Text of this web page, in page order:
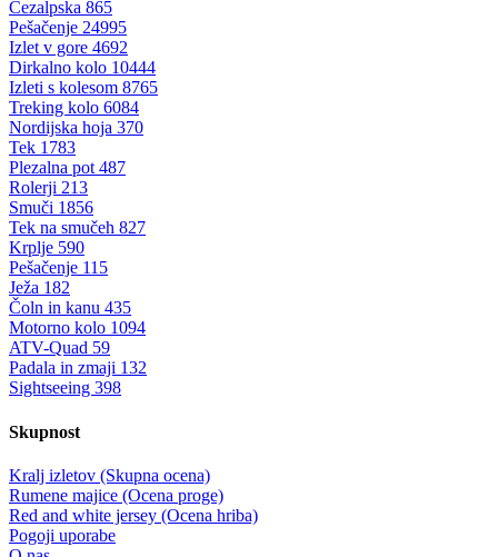
Čezalpska 865
Pešačenje 24995
Izlet v gore 4692
Dirkalno kolo 10444
Izleti s kolesom 8765
Treking kolo 6084
Nordijska hoja 370
Tek 1783
Plezalna pot 487
Rolerji 213
Smuči 1856
Tek na smučeh 827
Krplje 590
Pešačenje 115
Ježa 182
Čoln in kanu 435
Motorno kolo 1094
ATV-Quad 59
Padala in zmaji 132
Sightseeing 398
Skupnost
Kralj izletov (Skupna ocena)
Rumene majice (Ocena proge)
Red and white jersey (Ocena hriba)
Pogoji uporabe